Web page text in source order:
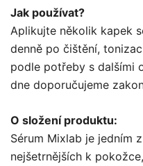
Jak používat?
Aplikujte několik kapek
denně po čištění,
podle potřeby s dalšími
dne doporučujeme
O složení produktu:
Sérum Mixlab je jedním
nejšetrnějších k